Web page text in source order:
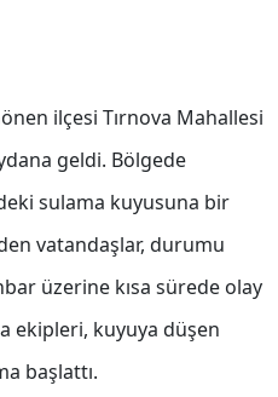
ilçesi Tırnova Mahallesi
geldi. Bölgede
sulama kuyusuna bir
vatandaşlar, durumu
üzerine kısa sürede olay
ekipleri, kuyuya düşen
başlattı.